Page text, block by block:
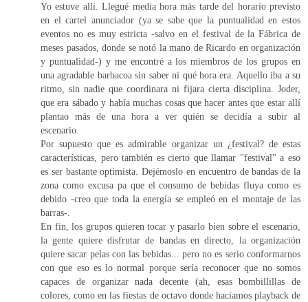
Yo estuve allí. Llegué media hora más tarde del horario previsto
en el cartel anunciador (ya se sabe que la puntualidad en estos
eventos no es muy estricta -salvo en el festival de la Fábrica de
meses pasados, donde se notó la mano de Ricardo en organización
y puntualidad-) y me encontré a los miembros de los grupos en
una agradable barbacoa sin saber ni qué hora era. Aquello iba a su
ritmo, sin nadie que coordinara ni fijara cierta disciplina. Joder,
que era sábado y había muchas cosas que hacer antes que estar allí
plantao más de una hora a ver quién se decidía a subir al
escenario.
Por supuesto que es admirable organizar un ¿festival? de estas
características, pero también es cierto que llamar "festival" a eso
es ser bastante optimista. Dejémoslo en encuentro de bandas de la
zona como excusa pa que el consumo de bebidas fluya como es
debido -creo que toda la energía se empleó en el montaje de las
barras-.
En fin, los grupos quieren tocar y pasarlo bien sobre el escenario,
la gente quiere disfrutar de bandas en directo, la organización
quiere sacar pelas con las bebidas... pero no es serio conformarnos
con que eso es lo normal porque sería reconocer que no somos
capaces de organizar nada decente (ah, esas bombillillas de
colores, como en las fiestas de octavo donde hacíamos playback de